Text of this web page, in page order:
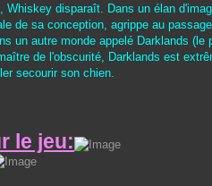
disparaît. Dans un élan
de sa conception, agrippe au
un autre monde appelé Darklands (le
de l'obscurité, Darklands est
secourir son chien.
le jeu: